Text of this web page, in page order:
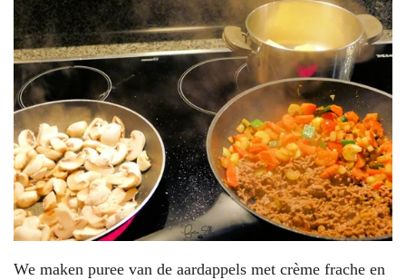
We maken puree van de aardappels met crème frache en